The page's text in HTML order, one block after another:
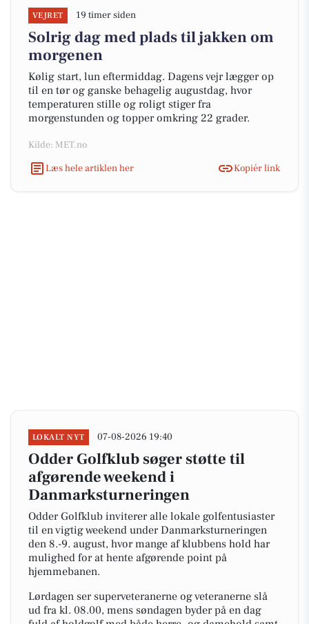
VEJRET 19 timer siden
Solrig dag med plads til jakken om
morgenen
Kølig start, lun eftermiddag. Dagens vejr lægger op
til en tør og ganske behagelig augustdag, hvor
temperaturen stille og roligt stiger fra
morgenstunden og topper omkring 22 grader.
Kilde: MET.no
Læs hele artiklen her
Kopiér link
LOKALT NYT 07-08-2026 19:40
Odder Golfklub søger støtte til
afgørende weekend i
Danmarksturneringen
Odder Golfklub inviterer alle lokale golfentusiaster
til en vigtig weekend under Danmarksturneringen
den 8.-9. august, hvor mange af klubbens hold har
mulighed for at hente afgørende point på
hjemmebanen.
Lørdagen ser superveteranerne og veteranerne slå
ud fra kl. 08.00, mens søndagen byder på en dag